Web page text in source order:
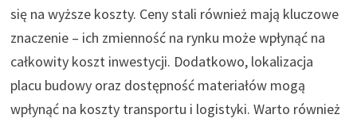
się na wyższe koszty. Ceny stali również mają kluczowe
znaczenie – ich zmienność na rynku może wpłynąć na
całkowity koszt inwestycji. Dodatkowo, lokalizacja
placu budowy oraz dostępność materiałów mogą
wpłynąć na koszty transportu i logistyki. Warto również